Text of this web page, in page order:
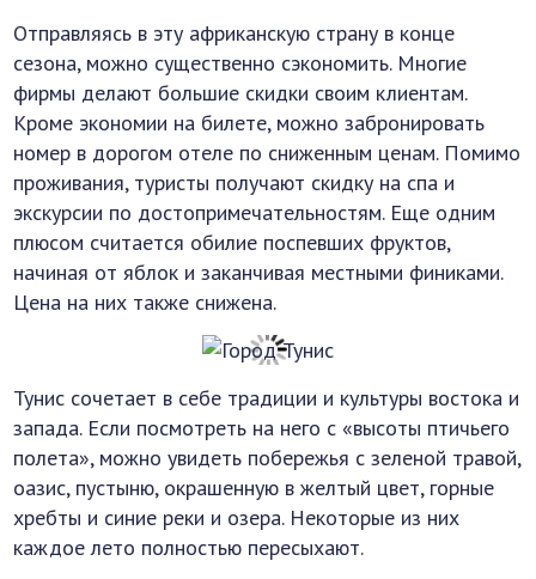
Отправляясь в эту африканскую страну в конце
сезона, можно существенно сэкономить. Многие
фирмы делают большие скидки своим клиентам.
Кроме экономии на билете, можно забронировать
номер в дорогом отеле по сниженным ценам. Помимо
проживания, туристы получают скидку на спа и
экскурсии по достопримечательностям. Еще одним
плюсом считается обилие поспевших фруктов,
начиная от яблок и заканчивая местными финиками.
Цена на них также снижена.
Тунис сочетает в себе традиции и культуры востока и
запада. Если посмотреть на него с «высоты птичьего
полета», можно увидеть побережья с зеленой травой,
оазис, пустыню, окрашенную в желтый цвет, горные
хребты и синие реки и озера. Некоторые из них
каждое лето полностью пересыхают.